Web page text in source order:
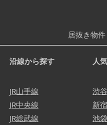
居抜き物
沿線から探す
JR山手線
JR中央線
JR総武線
人
渋
新
池